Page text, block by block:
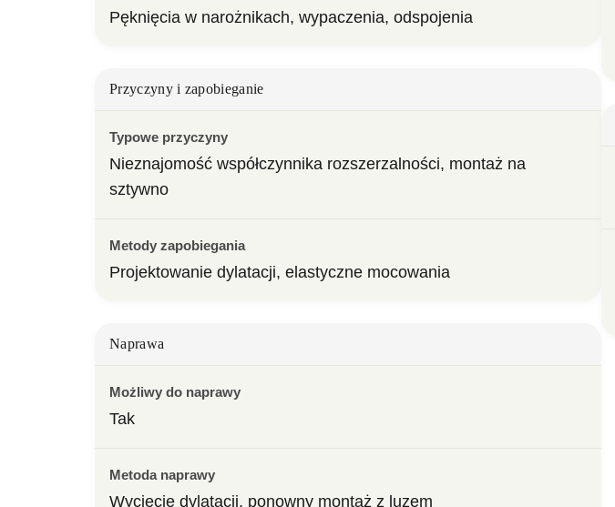
Pęknięcia w narożnikach, wypaczenia, odspojenia
Przyczyny i zapobieganie
Typowe przyczyny
Nieznajomość współczynnika rozszerzalności, montaż na
sztywno
Metody zapobiegania
Projektowanie dylatacji, elastyczne mocowania
Naprawa
Możliwy do naprawy
Tak
Metoda naprawy
Wycięcie dylatacji, ponowny montaż z luzem